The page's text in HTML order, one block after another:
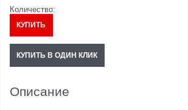
Количество:
КУПИТЬ
КУПИТЬ В ОДИН КЛИК
Описание